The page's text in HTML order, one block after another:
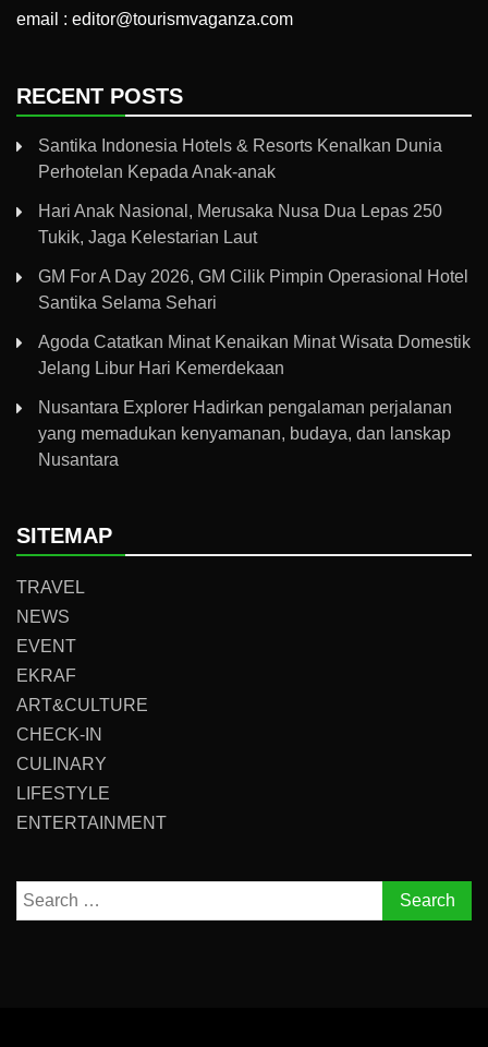
email : editor@tourismvaganza.com
RECENT POSTS
Santika Indonesia Hotels & Resorts Kenalkan Dunia
Perhotelan Kepada Anak-anak
Hari Anak Nasional, Merusaka Nusa Dua Lepas 250
Tukik, Jaga Kelestarian Laut
GM For A Day 2026, GM Cilik Pimpin Operasional Hotel
Santika Selama Sehari
Agoda Catatkan Minat Kenaikan Minat Wisata Domestik
Jelang Libur Hari Kemerdekaan
Nusantara Explorer Hadirkan pengalaman perjalanan
yang memadukan kenyamanan, budaya, dan lanskap
Nusantara
SITEMAP
TRAVEL
NEWS
EVENT
EKRAF
ART&CULTURE
CHECK-IN
CULINARY
LIFESTYLE
ENTERTAINMENT
Search
for: